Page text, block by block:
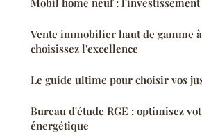
Vente immobilier haut de gamme
choisissez l'excellence
Le guide ultime pour choisir vos
Bureau d'étude RGE : optimisez
énergétique